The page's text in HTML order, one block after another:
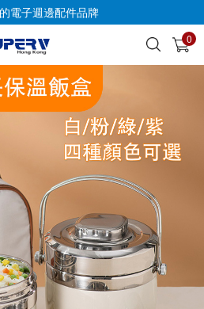
電子週邊配件品牌
0
查看